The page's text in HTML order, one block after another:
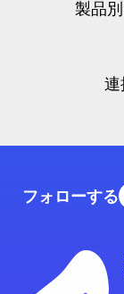
フォローする